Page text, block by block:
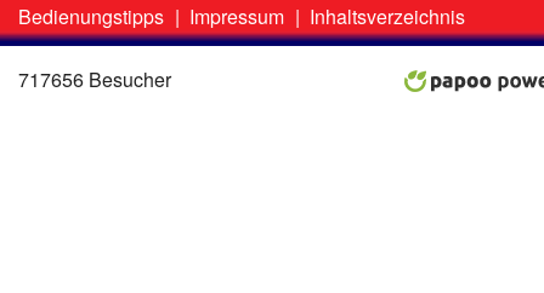
Zweit-
Menü
Bedienungstipps | Impressum | Inhaltsverzeichnis
717656 Besucher